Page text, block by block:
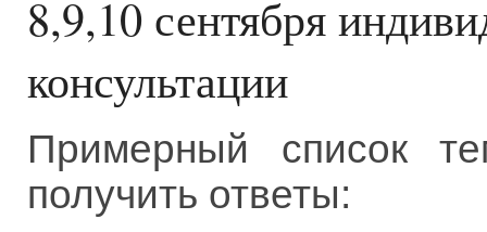
8,9,10 сентября
консультации
Примерный список
получить ответы: